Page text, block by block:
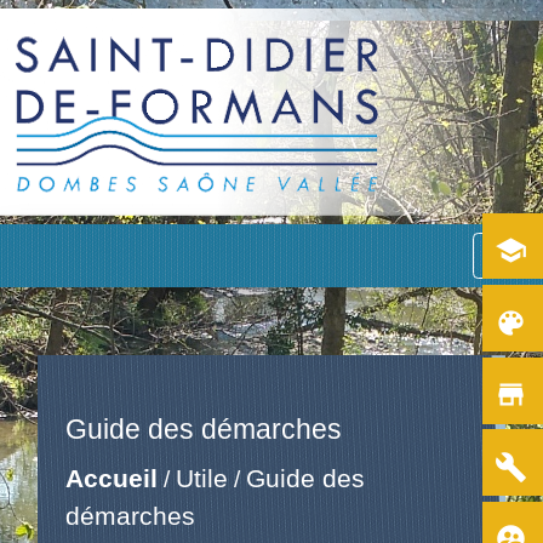
menu
Guide des démarches
Accueil / Utile / Guide des
démarches
school
color_lens
store
build